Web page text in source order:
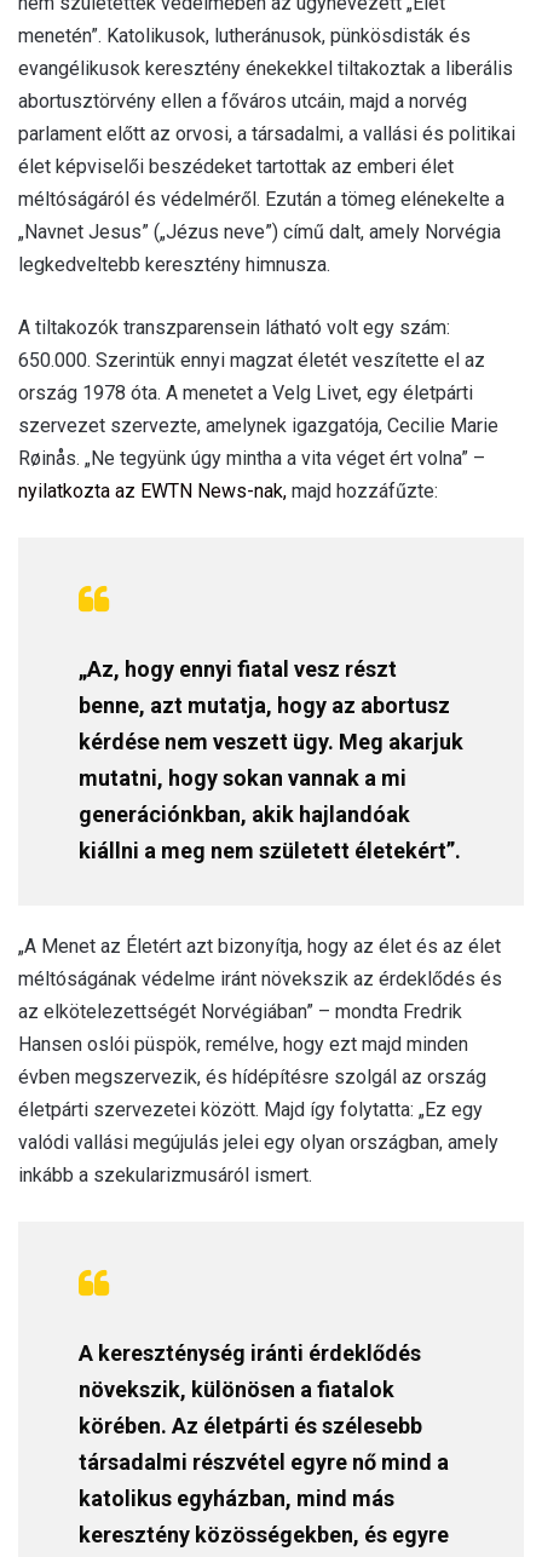
menetén”. Katolikusok, lutheránusok, pünkösdisták és
evangélikusok keresztény énekekkel tiltakoztak a liberális
abortusztörvény ellen a főváros utcáin, majd a norvég
parlament előtt az orvosi, a társadalmi, a vallási és politikai
élet képviselői beszédeket tartottak az emberi élet
méltóságáról és védelméről. Ezután a tömeg elénekelte a
„Navnet Jesus” („Jézus neve”) című dalt, amely Norvégia
legkedveltebb keresztény himnusza.
A tiltakozók transzparensein látható volt egy szám:
650.000. Szerintük ennyi magzat életét veszítette el az
ország 1978 óta. A menetet a Velg Livet, egy életpárti
szervezet szervezte, amelynek igazgatója, Cecilie Marie
Røinås. „Ne tegyünk úgy mintha a vita véget ért volna” –
nyilatkozta az EWTN News-nak, majd hozzáfűzte:
„Az, hogy ennyi fiatal vesz részt
benne, azt mutatja, hogy az abortusz
kérdése nem veszett ügy. Meg akarjuk
mutatni, hogy sokan vannak a mi
generációnkban, akik hajlandóak
kiállni a meg nem született életekért”.
„A Menet az Életért azt bizonyítja, hogy az élet és az élet
méltóságának védelme iránt növekszik az érdeklődés és
az elkötelezettségét Norvégiában” – mondta Fredrik
Hansen oslói püspök, remélve, hogy ezt majd minden
évben megszervezik, és hídépítésre szolgál az ország
életpárti szervezetei között. Majd így folytatta: „Ez egy
valódi vallási megújulás jelei egy olyan országban, amely
inkább a szekularizmusáról ismert.
A kereszténység iránti érdeklődés
növekszik, különösen a fiatalok
körében. Az életpárti és szélesebb
társadalmi részvétel egyre nő mind a
katolikus egyházban, mind más
keresztény közösségekben, és egyre